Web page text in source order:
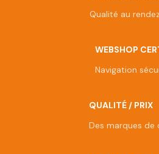
Qualité au
WEBSHOP
Navigation
QUALITÉ / PRIX
Des marques de